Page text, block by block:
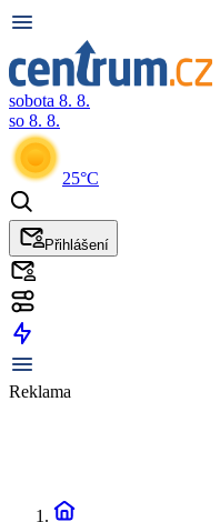
sobota 8. 8.
so 8. 8.
25°C
Přihlášení
Reklama